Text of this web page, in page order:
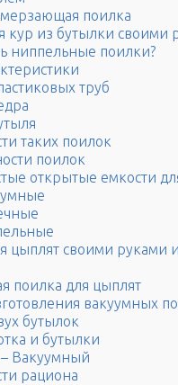
поилка
кур из бутылки своими
ниппельные поилки?
труб
таких поилок
поилок
открытые емкости
цыплят своими руками
поилка для цыплят
вакуумных
бутылок
и бутылки
Вакуумный
рациона